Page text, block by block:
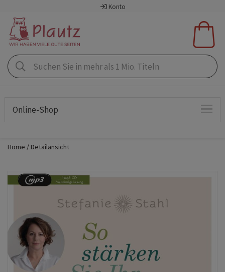
Konto
Online-Shop
Home Detailansicht